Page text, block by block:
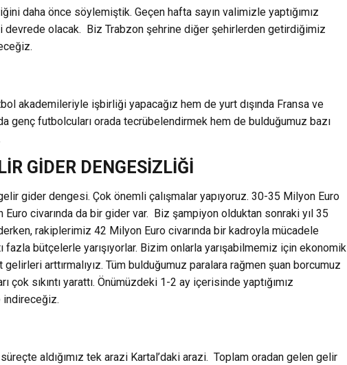
daha önce söylemiştik. Geçen hafta sayın valimizle yaptığımız
devrede olacak. Biz Trabzon şehrine diğer şehirlerden getirdiğimiz
akademileriyle işbirliği yapacağız hem de yurt dışında Fransa ve
genç futbolcuları orada tecrübelendirmek hem de bulduğumuz bazı
GİDER DENGESİZLİĞİ
gider dengesi. Çok önemli çalışmalar yapıyoruz. 30-35 Milyon Euro
civarında da bir gider var. Biz şampiyon olduktan sonraki yıl 35
rakiplerimiz 42 Milyon Euro civarında bir kadroyla mücadele
fazla bütçelerle yarışıyorlar. Bizim onlarla yarışabilmemiz için ekonomik
gelirleri arttırmalıyız. Tüm bulduğumuz paralara rağmen şuan borcumuz
çok sıkıntı yarattı. Önümüzdeki 1-2 ay içerisinde yaptığımız
indireceğiz.
aldığımız tek arazi Kartal’daki arazi. Toplam oradan gelen gelir